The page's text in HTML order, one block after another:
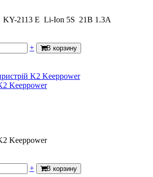
KY-2113 E Li-Ion 5S 21В 1.3A
+ В корзину
Keeppower
Keeppower
+ В корзину